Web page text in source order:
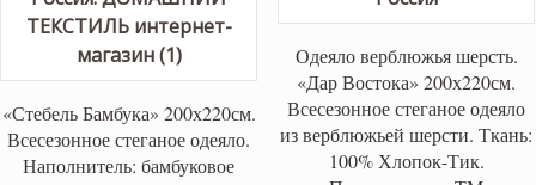
«Стебель Бамбука» 200х220см.
Всесезонное стеганое одеяло.
Наполнитель: бамбуковое
Одеяло верблюжья шерсть.
«Дар Востока» 200х220см.
Всесезонное стеганое одеяло
из верблюжьей шерсти. Ткань:
100% Хлопок-Тик.